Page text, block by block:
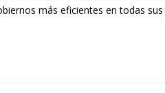
más eficientes en todas sus